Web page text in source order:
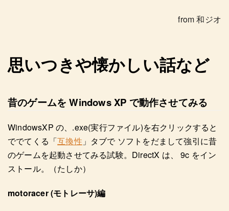
from 和ジオ
思いつきや懐かしい話など
昔のゲームを Windows XP で動作させてみる
WindowsXP の、.exe(実行ファイル)を右クリックすると
ででてくる「互換性 」タブで ソフトをだまして強引に昔
のゲームを起動させてみる試験。DirectX は、 9c をイン
ストール。（たしか）
motoracer (モトレーサ)編